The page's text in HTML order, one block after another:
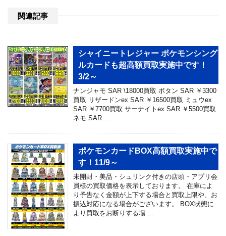
関連記事
シャイニートレジャー ポケモンシング
ルカードも超高額買取実施中です！
3/2～
ナンジャモ SAR \18000買取 ボタン SAR ￥3300
買取 リザードンex SAR ￥16500買取 ミュウex
SAR ￥7700買取 サーナイトex SAR ￥5500買取
ネモ SAR …
ポケモンカードBOX高額買取実施中で
す！11/9～
未開封・美品・シュリンク付きの店頭・アプリ会
員様の買取価格を表示しております。 在庫によ
り予告なく金額が上下する場合と買取上限や、お
振込対応になる場合がございます。 BOX状態に
より買取をお断りする場 …